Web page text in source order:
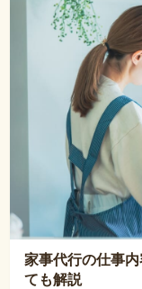
家事代行の仕事
ても解説